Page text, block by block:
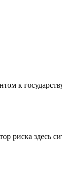
к
риска здесь